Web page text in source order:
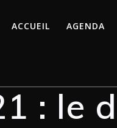
ACCUEIL AGENDA
: le